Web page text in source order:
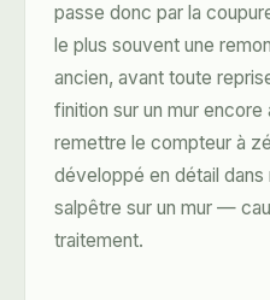
passe donc par la
le plus souvent une
ancien, avant toute
finition sur un mur
remettre le compteur à
développé en détail
salpêtre sur un mur —
traitement.